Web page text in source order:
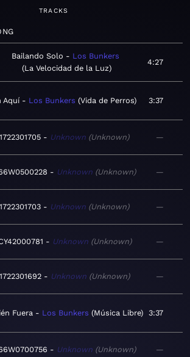
TRACKS
Bailando Solo
Los Bunkers
La Velocidad de la Luz
4:27
Aquí Los Bunkers Vida de Perros 3:37
Unknown Unknown —
Unknown Unknown —
Unknown Unknown —
Unknown Unknown —
Unknown Unknown —
Fuera Los Bunkers Música Libre 3:37
Unknown Unknown —